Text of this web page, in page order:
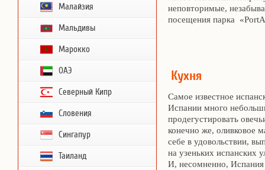
Малайзия
Мальдивы
Марокко
ОАЭ
Северный Кипр
Словения
Сингапур
Таиланд
неповторимые,
посещения парка
Кухня
Самое известное
Испании много
продегустировать
конечно же, оливковое
себе в удовольствии,
на узеньких испанских
И, несомненно,